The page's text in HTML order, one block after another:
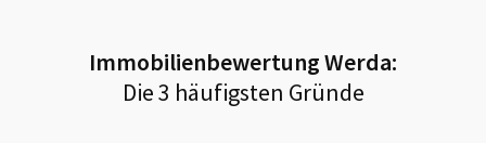
ImmobilienbewertungWerda:
Die 3 häufigsten Gründe